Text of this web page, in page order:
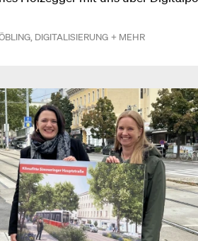
und die Rolle liberaler
DIGITALISIERUNG + MEHR